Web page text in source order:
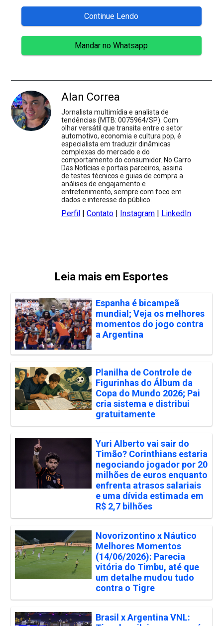
Continue Lendo
Mandar no Whatsapp
Alan Correa
Jornalista multimídia e analista de
tendências (MTB: 0075964/SP). Com
olhar versátil que transita entre o setor
automotivo, economia e cultura pop, é
especialista em traduzir dinâmicas
complexas do mercado e do
comportamento do consumidor. No Carro
Das Notícias e portais parceiros, assina
de testes técnicos e guias de compra a
análises de engajamento e
entretenimento, sempre com foco em
dados e interesse do público.
Perfil |Contato | Instagram | LinkedIn
Leia mais em Esportes
Espanha é bicampeã
mundial; Veja os melhores
momentos do jogo contra
a Argentina
Planilha de Controle de
Figurinhas do Álbum da
Copa do Mundo 2026; Pai
cria sistema e distribui
gratuitamente
Yuri Alberto vai sair do
Timão? Corinthians estaria
negociando jogador por 20
milhões de euros enquanto
enfrenta atrasos salariais
e uma dívida estimada em
R$ 2,7 bilhões
Novorizontino x Náutico
Melhores Momentos
(14/06/2026): Parecia
vitória do Timbu, até que
um detalhe mudou tudo
contra o Tigre
Brasil x Argentina VNL: